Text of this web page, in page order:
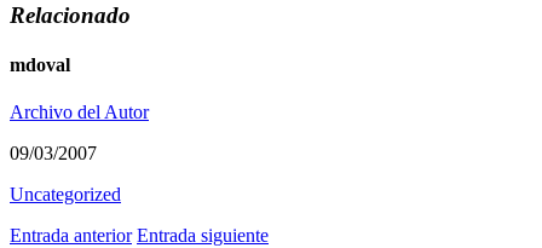
Relacionado
mdoval
Archivo del Autor
09/03/2007
Uncategorized
Entrada anterior Entrada siguiente